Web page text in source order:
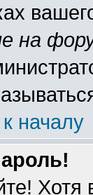
на
началу